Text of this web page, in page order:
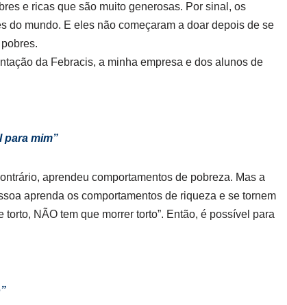
e ricas que são muito generosas. Por sinal, os
do mundo. E eles não começaram a doar depois de se
da Febracis, a minha empresa e dos alunos de
para mim”
aprendeu comportamentos de pobreza. Mas a
aprenda os comportamentos de riqueza e se tornem
NÃO tem que morrer torto”. Então, é possível para